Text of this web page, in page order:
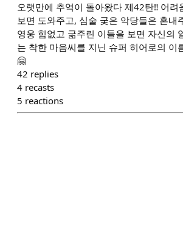
오랫만에 추억이 돌아왔다 제42탄‼️ 어려
보면 도와주고, 심술 궂은 악당들은 혼내
영웅 힘없고 굶주린 이들을 보면 자신의
는 착한 마음씨를 지닌 슈퍼 히어로의 이
🤗
42 replies
4 recasts
5 reactions